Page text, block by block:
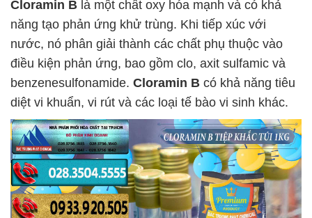
Cloramin B là một chất oxy hóa mạnh và có khả
năng tạo phản ứng khử trùng. Khi tiếp xúc với
nước, nó phân giải thành các chất phụ thuộc vào
điều kiện phản ứng, bao gồm clo, axit sulfamic và
benzenesulfonamide. Cloramin B có khả năng tiêu
diệt vi khuẩn, vi rút và các loại tế bào vi sinh khác.